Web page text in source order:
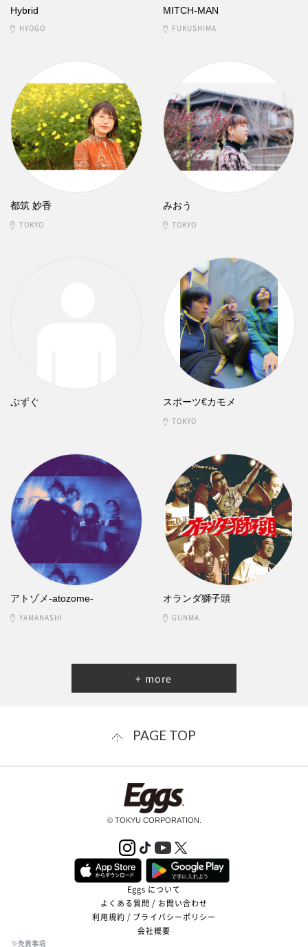
Hybrid
HYOGO
MITCH-MAN
FUKUSHIMA
都筑 妙香
TOKYO
みおう
TOKYO
ぷずぐ スポーツ€カモメ
TOKYO
アトゾメ-atozome-
YAMANASHI
オランダ獅子頭
GUNMA
+ more
PAGE TOP
© TOKYU CORPORATION.
Eggs について
よくある質問 / お問い合わせ
利用規約 / プライバシーポリシー
会社概要
※免責事項